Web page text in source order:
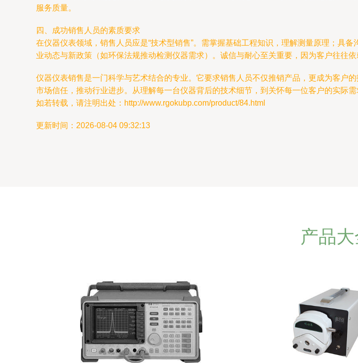
服务质量。
四、成功销售人员的素质要求
在仪器仪表领域，销售人员应是“技术型销售”。需掌握基础工程知识，理解测量原理；具
业动态与新政策（如环保法规推动检测仪器需求）。诚信与耐心至关重要，因为客户往往依
仪器仪表销售是一门科学与艺术结合的专业。它要求销售人员不仅推销产品，更成为客户
市场信任，推动行业进步。从理解每一台仪器背后的技术细节，到关怀每一位客户的实际
如若转载，请注明出处：http://www.rgokubp.com/product/84.html
更新时间：2026-08-04 09:32:13
产品